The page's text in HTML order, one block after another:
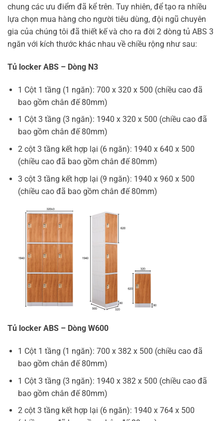
chung các ưu điểm đã kể trên. Tuy nhiên, để tạo ra nhiều
lựa chọn mua hàng cho người tiêu dùng, đội ngũ chuyên
gia của chúng tôi đã thiết kế và cho ra đời 2 dòng tủ ABS 3
ngăn với kích thước khác nhau về chiều rộng như sau:
Tủ locker ABS – Dòng N3
1 Cột 1 tầng (1 ngăn): 700 x 320 x 500 (chiều cao đã
bao gồm chân đế 80mm)
1 Cột 3 tầng (3 ngăn): 1940 x 320 x 500 (chiều cao đã
bao gồm chân đế 80mm)
2 cột 3 tầng kết hợp lại (6 ngăn): 1940 x 640 x 500
(chiều cao đã bao gồm chân đế 80mm)
3 cột 3 tầng kết hợp lại (9 ngăn): 1940 x 960 x 500
(chiều cao đã bao gồm chân đế 80mm)
Tủ locker ABS – Dòng W600
1 Cột 1 tầng (1 ngăn): 700 x 382 x 500 (chiều cao đã
bao gồm chân đế 80mm)
1 Cột 3 tầng (3 ngăn): 1940 x 382 x 500 (chiều cao đã
bao gồm chân đế 80mm)
2 cột 3 tầng kết hợp lại (6 ngăn): 1940 x 764 x 500